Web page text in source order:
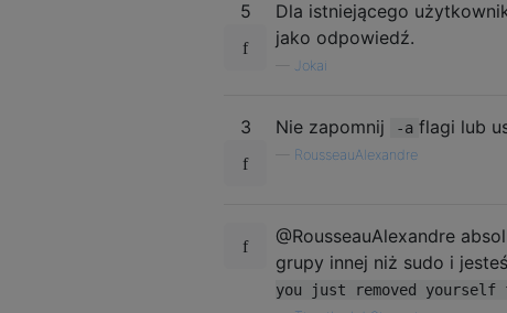
5
Dla istniejącego
jako odpowiedź.
Jokai
3 Nie zapomnij -a flagi lub
RousseauAlexandre
@RousseauAlexandre
grupy innej niż sudo i
you just removed yourself